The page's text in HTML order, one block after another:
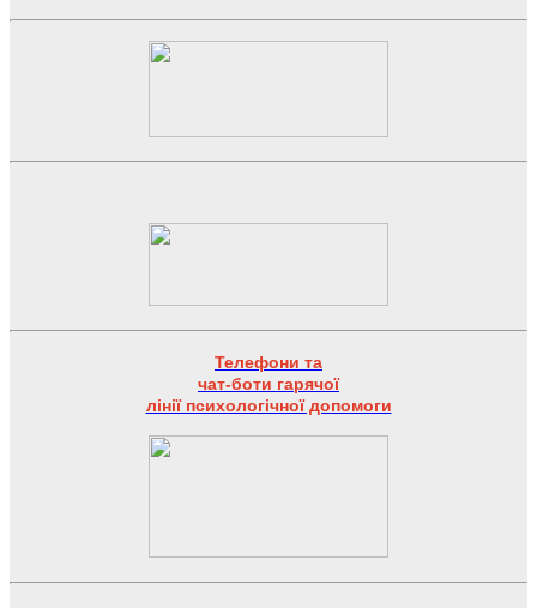
Телефони та
чат-боти гарячої
лінії психологічної допомоги